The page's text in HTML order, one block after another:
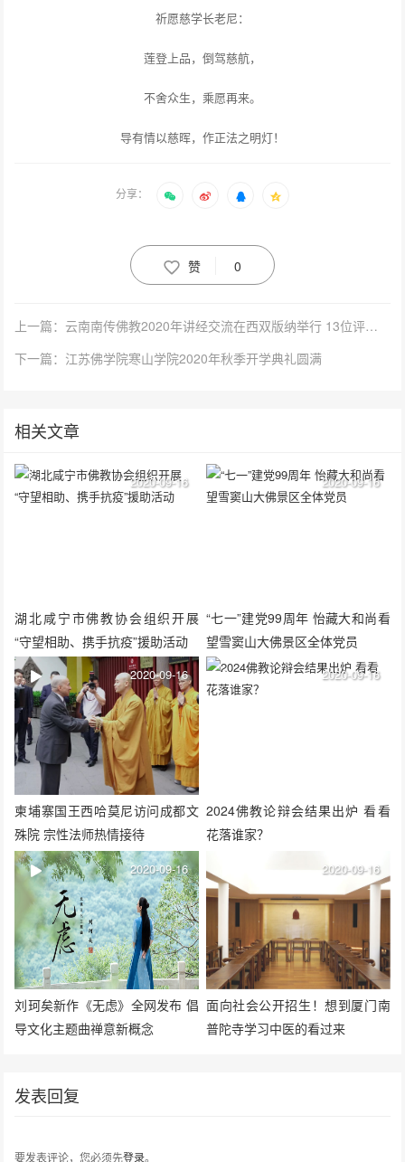
祈愿慈学长老尼：
莲登上品，倒驾慈航，
不舍众生，乘愿再来。
导有情以慈晖，作正法之明灯！
分享：
赞 0
上一篇：云南南传佛教2020年讲经交流在西双版纳举行 13位评委进行评审
下一篇：江苏佛学院寒山学院2020年秋季开学典礼圆满
相关文章
湖北咸宁市佛教协会组织开展
“守望相助、携手抗疫”援助活动
2020-09-16
“七一”建党99周年 怡藏大和尚看
望雪窦山大佛景区全体党员
2020-09-16
柬埔寨国王西哈莫尼访问成都文
殊院 宗性法师热情接待
2020-09-16
2024佛教论辩会结果出炉 看看
花落谁家？
2020-09-16
刘珂矣新作《无虑》全网发布 倡
导文化主题曲禅意新概念
2020-09-16
面向社会公开招生！想到厦门南
普陀寺学习中医的看过来
2020-09-16
发表回复
要发表评论，您必须先登录。